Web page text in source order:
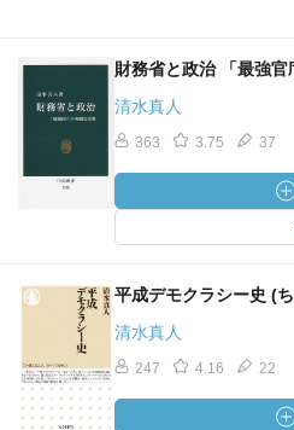
財務省と政治 「最強
清水真人
363 3.75 37
平成デモクラシー史 (
清水真人
247 4.16 22